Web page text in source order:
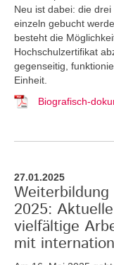
Neu ist dabei: die
einzeln gebucht
besteht die
Hochschulzertifikat
gegenseitig,
Einheit.
Biografisch-
27.01.2025
2025:
vielfältige
mit